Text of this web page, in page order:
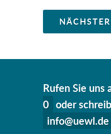
Rufen Sie uns
0 oder
info@uewl.de